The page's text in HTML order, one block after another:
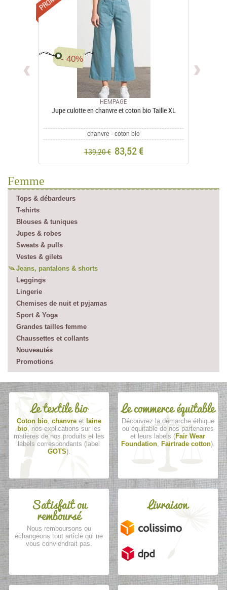
- 40%
HEMPAGE
Jupe culotte en chanvre et coton bio Taille XL
chanvre - coton bio
139,20 € 83,52 €
Femme
Tops & débardeurs
T-shirts
Blouses & tuniques
Jupes & robes
Sweats & pulls
Vestes & gilets
Jeans, pantalons & shorts
Leggings
Lingerie
Chemises de nuit et pyjamas
Sport & Yoga
Grandes tailles femme
Chaussettes et collants
Nouveautés
Promotions
Le textile bio
Coton bio, chanvreet laine
bio, nos explications sur les
matières de nos produits et les
labels correspondants (label
GOTS).
Le commerce équitable
Découvrez la démarche éthique
ou équitable de nos partenaires
et leurs labels (Fair Wear
Foundation, Fairtrade cotton).
Satisfait ou
remboursé
Nous remboursons ou
échangeons tout article qui ne
vous conviendrait pas.
Livraison